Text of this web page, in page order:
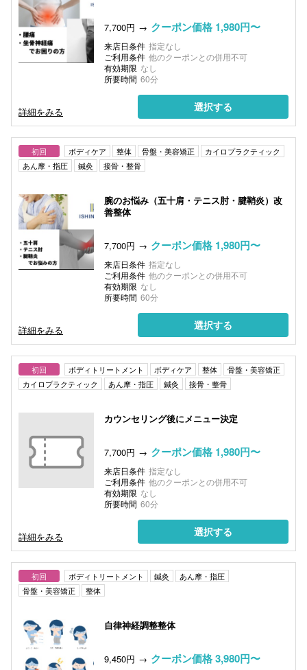
7,700円 クーポン価格 1,980円〜
来店日条件 指定なし
ご利用条件 他のクーポンとの併用不可
有効期限 なし
所要時間 60分
詳細をみる 選択する
初回 ボディケア 整体 骨盤・美容矯正
カイロプラクティック
あん摩・指圧
鍼灸 接骨・整骨
腕のお悩み（五十肩・テニス肘・腱鞘炎）改
善整体
7,700円 クーポン価格 1,980円〜
来店日条件 指定なし
ご利用条件 他のクーポンとの併用不可
有効期限 なし
所要時間 60分
詳細をみる 選択する
初回 ボディトリートメント ボディケア 整体
骨盤・美容矯正
カイロプラクティック
あん摩・指圧 鍼灸 接骨・整骨
カウンセリング後にメニュー決定
7,700円 クーポン価格 1,980円〜
来店日条件 指定なし
ご利用条件 他のクーポンとの併用不可
有効期限 なし
所要時間 60分
詳細をみる 選択する
初回 ボディトリートメント 鍼灸
あん摩・指圧
骨盤・美容矯正
整体
自律神経調整整体
9,450円 クーポン価格 3,980円〜